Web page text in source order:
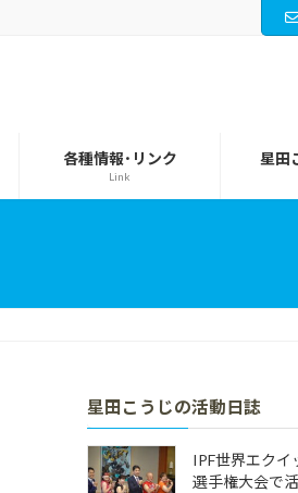
各種情報･リンク
Link
星田
星田こうじの活動日誌
IPF世界エクイ
選手権大会で